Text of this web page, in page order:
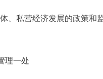
私营经济发展的政策和监
理一处